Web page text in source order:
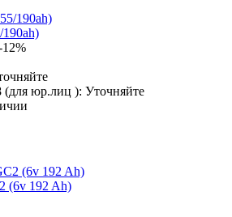
12%
(для юр.лиц ): Уточняйте
(6v 192 Ah)